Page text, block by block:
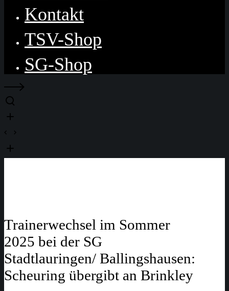
Kontakt
TSV-Shop
SG-Shop
Trainerwechsel im Sommer
2025 bei der SG
Stadtlauringen/ Ballingshausen:
Scheuring übergibt an Brinkley